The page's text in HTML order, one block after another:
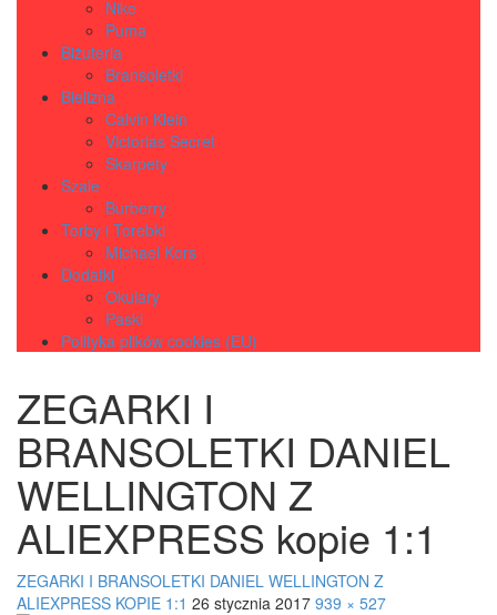
Nike
Puma
Biżuteria
Bransoletki
Bielizna
Calvin Klein
Victorias Secret
Skarpety
Szale
Burberry
Torby i Torebki
Michael Kors
Dodatki
Okulary
Paski
Polityka plików cookies (EU)
ZEGARKI I
BRANSOLETKI DANIEL
WELLINGTON Z
ALIEXPRESS kopie 1:1
ZEGARKI I BRANSOLETKI DANIEL WELLINGTON Z
ALIEXPRESS KOPIE 1:1 26 stycznia 2017 939 × 527